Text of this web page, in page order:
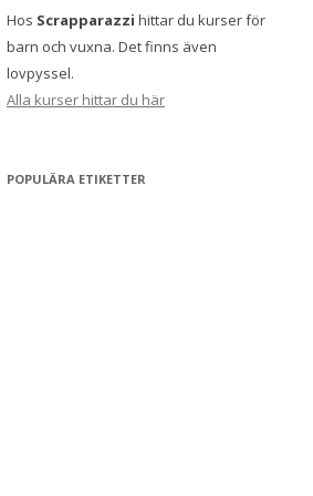
Hos Scrapparazzi hittar du kurser för
barn och vuxna. Det finns även
lovpyssel.
Alla kurser hittar du här
POPULÄRA ETIKETTER